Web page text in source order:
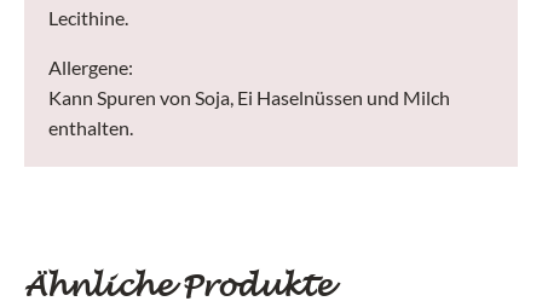
Lecithine.
Allergene:
Kann Spuren von Soja, Ei Haselnüssen und Milch
enthalten.
Ähnliche Produkte